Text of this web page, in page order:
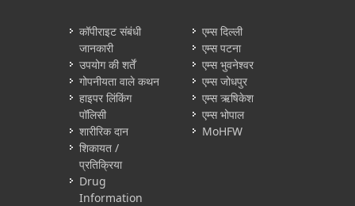
कॉपीराइट संबंधी
जानकारी
उपयोग की शर्तें
गोपनीयता वाले कथन
हाइपर लिंकिंग
पॉलिसी
शारीरिक दान
शिकायत /
प्रतिक्रिया
Drug
Information
एम्स दिल्ली
एम्स पटना
एम्स भुवनेश्वर
एम्स जोधपुर
एम्स ऋषिकेश
एम्स भोपाल
MoHFW